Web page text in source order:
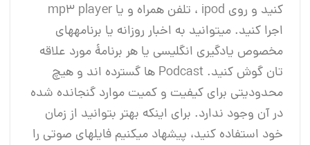
کنید و روی ipod ، تلفن همراه و یا mp3 player‎
اجرا کنید. می‎توانید به اخبار روزانه یا برنامه‎های
تان گوش کنید. Podcast ها گسترده اند و هیچ
محدودیتی برای کیفیت و کمیت موارد گنجانده ‎شده
در آن وجود ندارد. برای اینکه بهتر بتوانید از زمان
خود استفاده کنید، پیشهاد می‎کنیم فایل‎های صوتی را